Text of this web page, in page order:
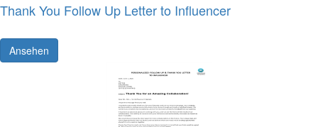
Thank You Follow Up Letter to Influencer
Ansehen